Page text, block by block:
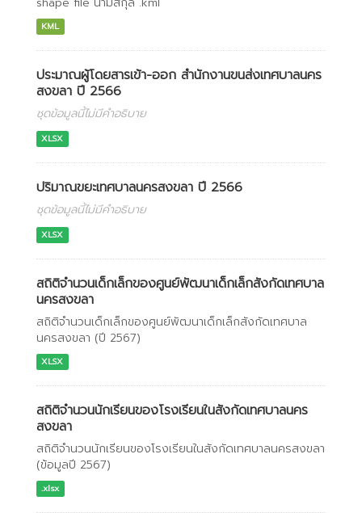
KML
ประมาณผู้โดยสารเข้า-ออก สำนักงานขนส่งเทศบาลนคร
สงขลา ปี 2566
ชุดข้อมูลนี้ไม่มีคำอธิบาย
XLSX
ปริมาณขยะเทศบาลนครสงขลา ปี 2566
ชุดข้อมูลนี้ไม่มีคำอธิบาย
XLSX
สถิติจำนวนเด็กเล็กของศูนย์พัฒนาเด็กเล็กสังกัดเทศบาล
นครสงขลา
สถิติจำนวนเด็กเล็กของศูนย์พัฒนาเด็กเล็กสังกัดเทศบาล
นครสงขลา (ปี 2567)
XLSX
สถิติจำนวนนักเรียนของโรงเรียนในสังกัดเทศบาลนคร
สงขลา
สถิติจำนวนนักเรียนของโรงเรียนในสังกัดเทศบาลนครสงขลา
(ข้อมูลปี 2567)
.xlsx